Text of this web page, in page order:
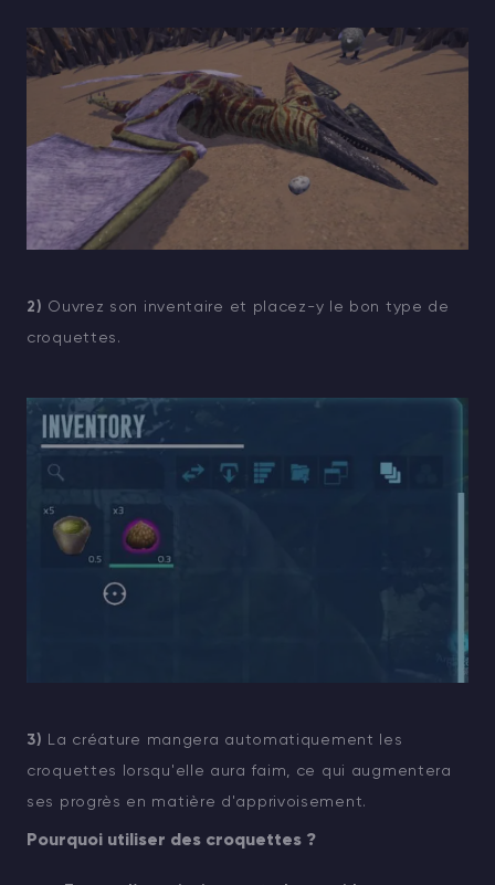
2) Ouvrez son inventaire et placez-y le bon type de
croquettes.
3)
La créature mangera automatiquement les
croquettes lorsqu'elle aura faim, ce qui augmentera
ses progrès en matière d'apprivoisement.
Pourquoi utiliser des croquettes ?